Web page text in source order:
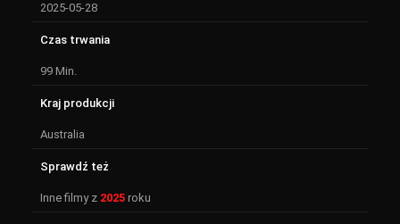
2025-05-28
Czas trwania
99 Min.
Kraj produkcji
Australia
Sprawdź też
Inne filmy z 2025 roku